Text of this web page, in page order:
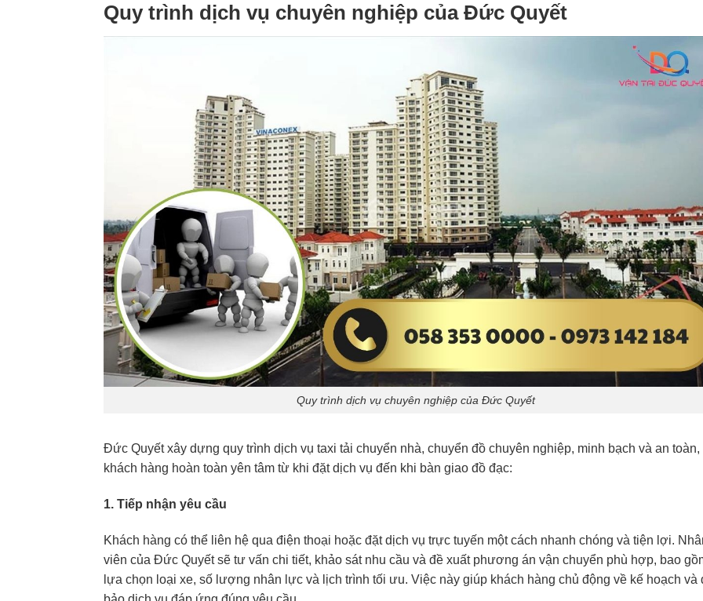
Quy trình dịch vụ chuyên nghiệp của Đức Quyết
Quy trình dịch vụ chuyên nghiệp của Đức Quyết
Đức Quyết xây dựng quy trình dịch vụ taxi tải chuyển nhà, chuyển đồ chuyên nghiệp, minh bạch và an toàn,
khách hàng hoàn toàn yên tâm từ khi đặt dịch vụ đến khi bàn giao đồ đạc:
1. Tiếp nhận yêu cầu
Khách hàng có thể liên hệ qua điện thoại hoặc đặt dịch vụ trực tuyến một cách nhanh chóng và tiện lợi.
viên của Đức Quyết sẽ tư vấn chi tiết, khảo sát nhu cầu và đề xuất phương án vận chuyển phù hợp, bao
lựa chọn loại xe, số lượng nhân lực và lịch trình tối ưu. Việc này giúp khách hàng chủ động về kế hoạch và